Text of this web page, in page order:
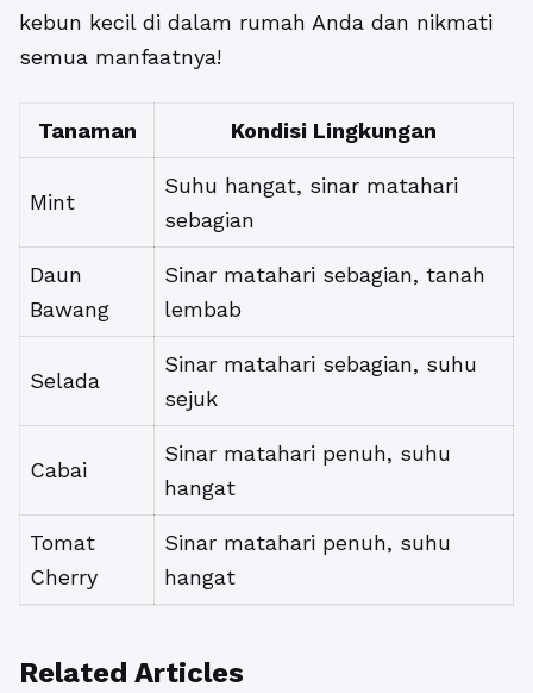
kebun kecil di dalam rumah Anda dan nikmati
semua manfaatnya!
Tanaman Kondisi Lingkungan
Mint
Suhu hangat, sinar matahari
sebagian
Daun
Bawang
Sinar matahari sebagian, tanah
lembab
Selada
Sinar matahari sebagian, suhu
sejuk
Cabai
Sinar matahari penuh, suhu
hangat
Tomat
Cherry
Sinar matahari penuh, suhu
hangat
Related Articles